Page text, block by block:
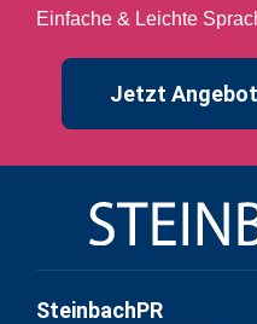
SteinbachPR
Einfache & Leichte
Jetzt